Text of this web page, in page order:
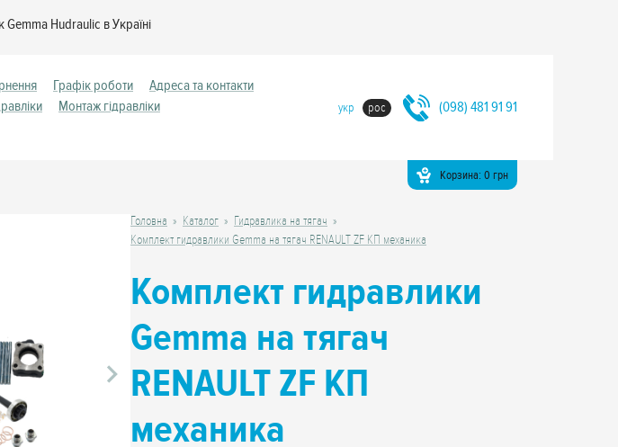
Gemma Hudraulic в Україні
Графік роботи
Адреса та контакти
Монтаж гідравліки
укр рос (098) 481 91 91
Корзина: 0 грн
Головна Каталог
Гидравлика на тягач
Комплект гидравлики Gemma на тягач RENAULT ZF КП механика
Комплект гидравлики
Gemma на тягач
RENAULT ZF КП
механика